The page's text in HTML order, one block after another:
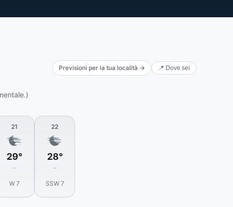
Previsioni per la tua località → 📍 Dove sei
21
29°
–
W 7
22
28°
–
SSW 7